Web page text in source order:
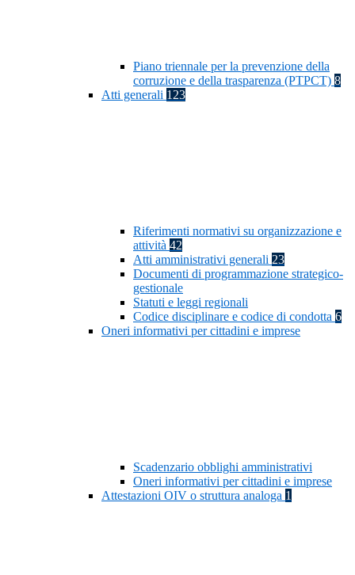
Piano triennale per la prevenzione della
corruzione e della trasparenza (PTPCT) 8
Atti generali 123
Riferimenti normativi su organizzazione e
attività 42
Atti amministrativi generali 23
Documenti di programmazione strategico-
gestionale
Statuti e leggi regionali
Codice disciplinare e codice di condotta 6
Oneri informativi per cittadini e imprese
Scadenzario obblighi amministrativi
Oneri informativi per cittadini e imprese
Attestazioni OIV o struttura analoga 1